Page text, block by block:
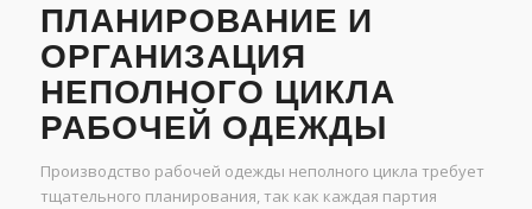
ПЛАНИРОВАНИЕ И
ОРГАНИЗАЦИЯ
НЕПОЛНОГО ЦИКЛА
РАБОЧЕЙ ОДЕЖДЫ
Производство рабочей одежды неполного цикла требует
тщательного планирования, так как каждая партия